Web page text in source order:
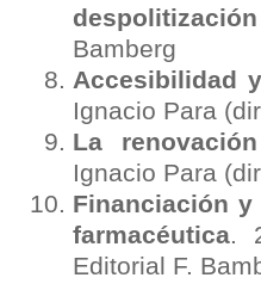
Bamberg
Accesibilidad
Ignacio Para
La
Ignacio Para
Financiación
farmacéutica.
Editorial F.